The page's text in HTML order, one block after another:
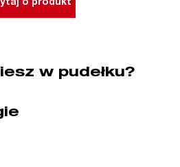
o produkt
w pudełku?